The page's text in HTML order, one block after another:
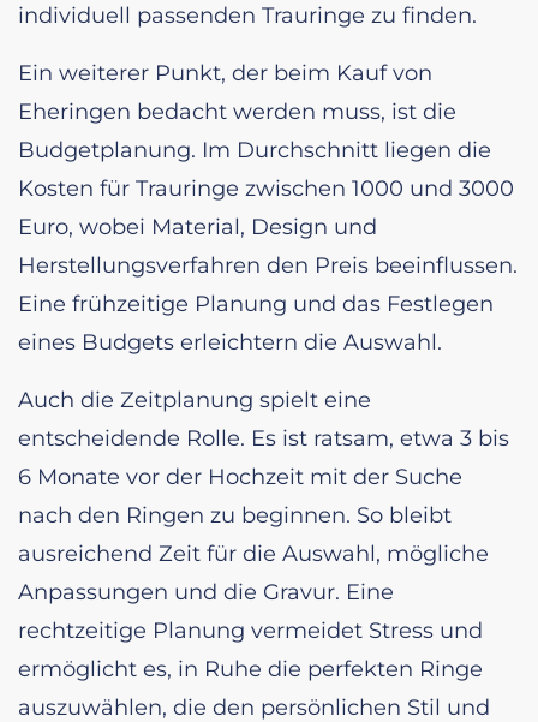
individuell passenden Trauringe zu finden.
Ein weiterer Punkt, der beim Kauf von
Eheringen bedacht werden muss, ist die
Budgetplanung. Im Durchschnitt liegen die
Kosten für Trauringe zwischen 1000 und 3000
Euro, wobei Material, Design und
Herstellungsverfahren den Preis beeinflussen.
Eine frühzeitige Planung und das Festlegen
eines Budgets erleichtern die Auswahl.
Auch die Zeitplanung spielt eine
entscheidende Rolle. Es ist ratsam, etwa 3 bis
6 Monate vor der Hochzeit mit der Suche
nach den Ringen zu beginnen. So bleibt
ausreichend Zeit für die Auswahl, mögliche
Anpassungen und die Gravur. Eine
rechtzeitige Planung vermeidet Stress und
ermöglicht es, in Ruhe die perfekten Ringe
auszuwählen, die den persönlichen Stil und